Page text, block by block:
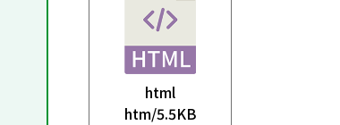
html
htm/5.5KB